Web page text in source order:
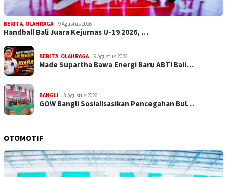
BERITA, OLAHRAGA 9 Agustus 2026
Handball Bali Juara Kejurnas U-19 2026, …
BERITA, OLAHRAGA 9 Agustus 2026
Made Supartha Bawa Energi Baru ABTI Bali…
BANGLI 8 Agustus 2026
GOW Bangli Sosialisasikan Pencegahan Bul…
OTOMOTIF